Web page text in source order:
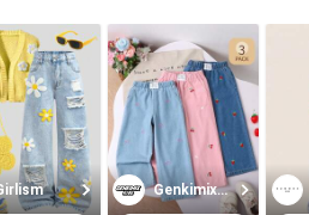
Genkimix Kids